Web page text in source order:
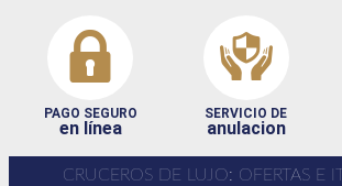
PAGO SEGURO
en línea
SERVICIO DE
anulacion
CRUCEROS DE LUJO: OFERTAS E